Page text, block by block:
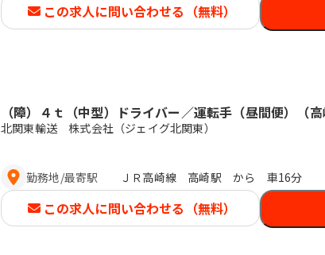
この求人に問い合わせる（無料）
（障）４ｔ（中型）ドライバー／運転手（昼間便）（高
北関東輸送 株式会社（ジェイグ北関東）
勤務地/最寄駅 ＪＲ高崎線 高崎駅 から 車16分
この求人に問い合わせる（無料）